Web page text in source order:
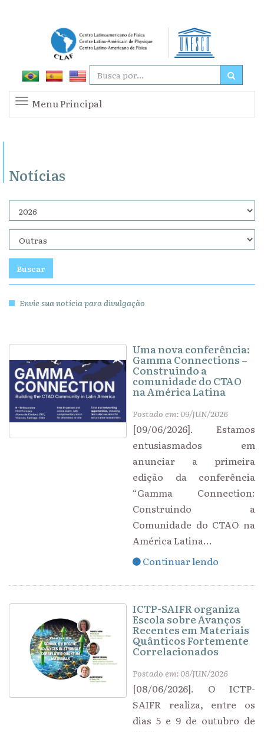
Menu Principal
Notícias
Buscar
Envie sua notícia para divulgação
Uma nova conferência:
Gamma Connections –
Construindo a
comunidade do CTAO
na América Latina
Postado em: 09/JUN/2026
[09/06/2026]. Estamos
entusiasmados em
anunciar a primeira
edição da conferência
“Gamma Connection:
Construindo a
Comunidade do CTAO na
América Latina...
Continuar lendo
ICTP-SAIFR organiza
Escola sobre Avanços
Recentes em Materiais
Quânticos Fortemente
Correlacionados
Postado em: 08/JUN/2026
[08/06/2026]. O ICTP-
SAIFR realiza, entre os
dias 5 e 9 de outubro de